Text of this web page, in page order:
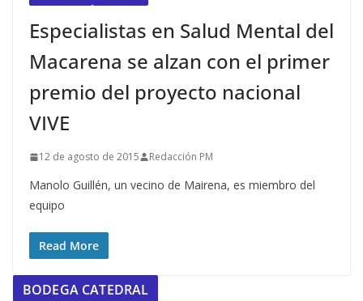
Especialistas en Salud Mental del
Macarena se alzan con el primer
premio del proyecto nacional
VIVE
12 de agosto de 2015 Redacción PM
Manolo Guillén, un vecino de Mairena, es miembro del
equipo
Read More
BODEGA CATEDRAL